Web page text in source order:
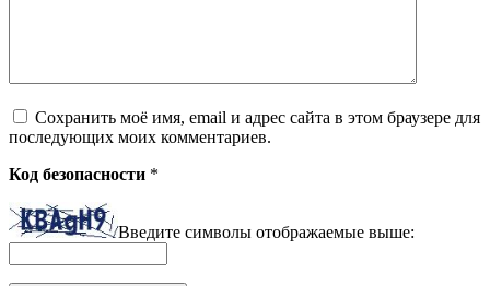
Сохранить моё имя, email и адрес сайта в этом браузере для
последующих моих комментариев.
Код безопасности *
Введите символы отображаемые выше: